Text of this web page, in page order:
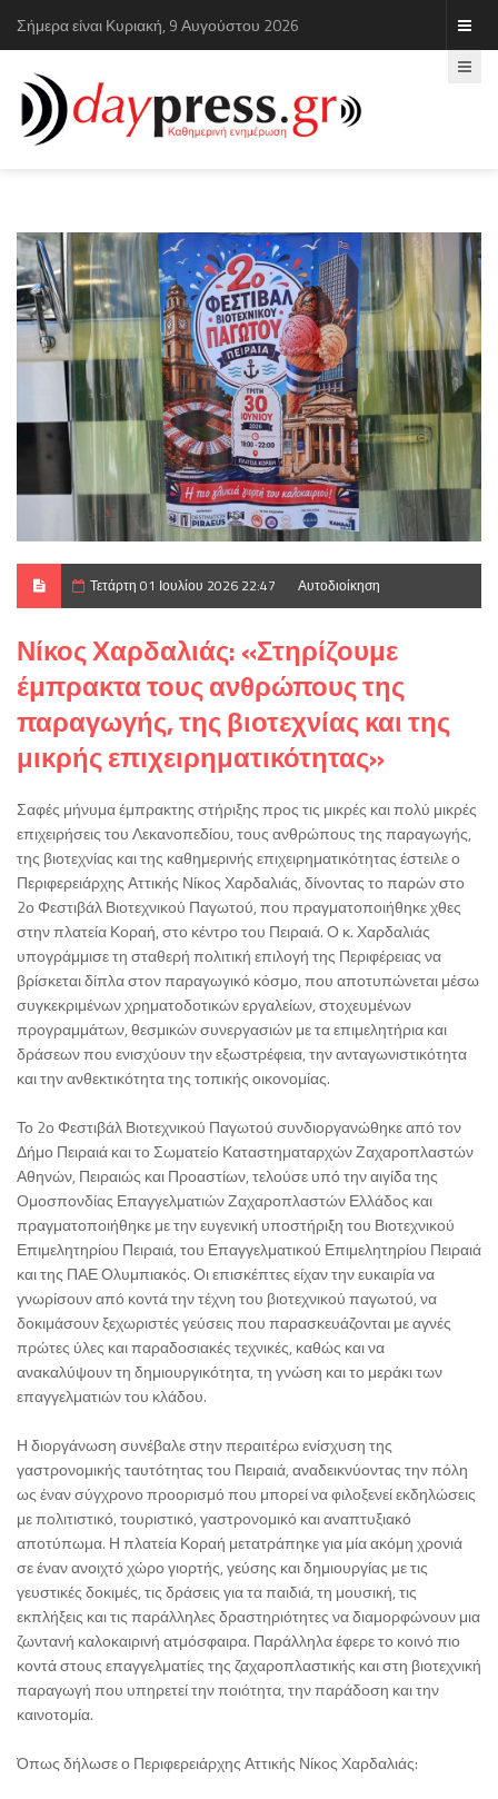
Σήμερα είναι Κυριακή, 9 Αυγούστου 2026
Τετάρτη 01 Ιουλίου 2026 22:47 Αυτοδιοίκηση
Νίκος Χαρδαλιάς: «Στηρίζουμε
έμπρακτα τους ανθρώπους της
παραγωγής, της βιοτεχνίας και της
μικρής επιχειρηματικότητας»
Σαφές μήνυμα έμπρακτης στήριξης προς τις μικρές και πολύ μικρές
επιχειρήσεις του Λεκανοπεδίου, τους ανθρώπους της παραγωγής,
της βιοτεχνίας και της καθημερινής επιχειρηματικότητας έστειλε ο
Περιφερειάρχης Αττικής Νίκος Χαρδαλιάς, δίνοντας το παρών στο
2ο Φεστιβάλ Βιοτεχνικού Παγωτού, που πραγματοποιήθηκε χθες
στην πλατεία Κοραή, στο κέντρο του Πειραιά. Ο κ. Χαρδαλιάς
υπογράμμισε τη σταθερή πολιτική επιλογή της Περιφέρειας να
βρίσκεται δίπλα στον παραγωγικό κόσμο, που αποτυπώνεται μέσω
συγκεκριμένων χρηματοδοτικών εργαλείων, στοχευμένων
προγραμμάτων, θεσμικών συνεργασιών με τα επιμελητήρια και
δράσεων που ενισχύουν την εξωστρέφεια, την ανταγωνιστικότητα
και την ανθεκτικότητα της τοπικής οικονομίας.
Το 2ο Φεστιβάλ Βιοτεχνικού Παγωτού συνδιοργανώθηκε από τον
Δήμο Πειραιά και το Σωματείο Καταστηματαρχών Ζαχαροπλαστών
Αθηνών, Πειραιώς και Προαστίων, τελούσε υπό την αιγίδα της
Ομοσπονδίας Επαγγελματιών Ζαχαροπλαστών Ελλάδος και
πραγματοποιήθηκε με την ευγενική υποστήριξη του Βιοτεχνικού
Επιμελητηρίου Πειραιά, του Επαγγελματικού Επιμελητηρίου Πειραιά
και της ΠΑΕ Ολυμπιακός. Οι επισκέπτες είχαν την ευκαιρία να
γνωρίσουν από κοντά την τέχνη του βιοτεχνικού παγωτού, να
δοκιμάσουν ξεχωριστές γεύσεις που παρασκευάζονται με αγνές
πρώτες ύλες και παραδοσιακές τεχνικές, καθώς και να
ανακαλύψουν τη δημιουργικότητα, τη γνώση και το μεράκι των
επαγγελματιών του κλάδου.
Η διοργάνωση συνέβαλε στην περαιτέρω ενίσχυση της
γαστρονομικής ταυτότητας του Πειραιά, αναδεικνύοντας την πόλη
ως έναν σύγχρονο προορισμό που μπορεί να φιλοξενεί εκδηλώσεις
με πολιτιστικό, τουριστικό, γαστρονομικό και αναπτυξιακό
αποτύπωμα. Η πλατεία Κοραή μετατράπηκε για μία ακόμη χρονιά
σε έναν ανοιχτό χώρο γιορτής, γεύσης και δημιουργίας με τις
γευστικές δοκιμές, τις δράσεις για τα παιδιά, τη μουσική, τις
εκπλήξεις και τις παράλληλες δραστηριότητες να διαμορφώνουν μια
ζωντανή καλοκαιρινή ατμόσφαιρα. Παράλληλα έφερε το κοινό πιο
κοντά στους επαγγελματίες της ζαχαροπλαστικής και στη βιοτεχνική
παραγωγή που υπηρετεί την ποιότητα, την παράδοση και την
καινοτομία.
Όπως δήλωσε ο Περιφερειάρχης Αττικής Νίκος Χαρδαλιάς: